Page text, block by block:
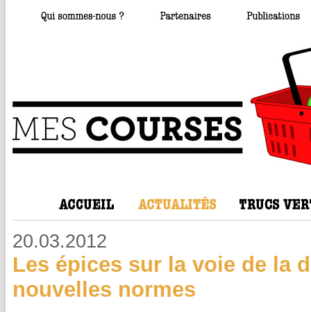
20.03.2012
Les épices sur la voie de la
nouvelles normes